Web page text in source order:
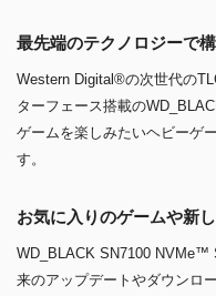
最先端のテクノロジーで
Western Digital®の次世代の
ターフェース搭載の
ゲームを楽しみたいヘビーゲ
す。
お気に入りのゲームや新
WD_BLACK SN7100 NVMe™
来のアップデートやダウンロ